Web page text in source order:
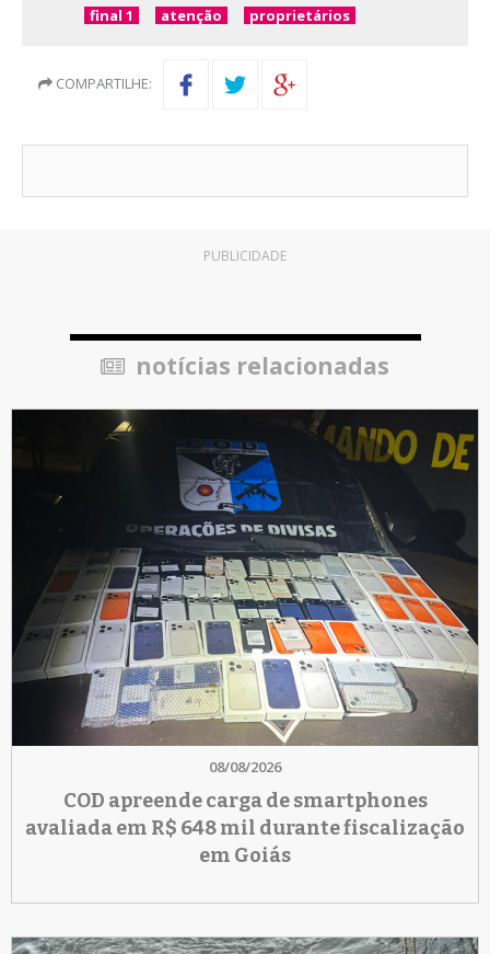
final 1
atenção proprietários
COMPARTILHE:
PUBLICIDADE
notícias relacionadas
08/08/2026
COD apreende carga de smartphones
avaliada em R$ 648 mil durante fiscalização
em Goiás